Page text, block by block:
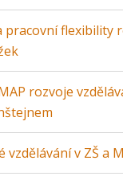
pracovní flexibility
rozvoje
vzdělávání v ZŠ a